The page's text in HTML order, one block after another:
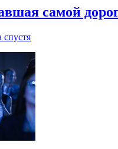
самой
спустя